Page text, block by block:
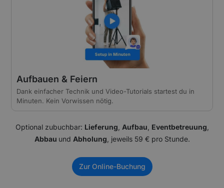
Aufbauen & Feiern
Dank einfacher Technik und Video-Tutorials startest du in
Minuten. Kein Vorwissen nötig.
Optional zubuchbar: Lieferung, Aufbau, Eventbetreuung,
Abbau und Abholung, jeweils 59 € pro Stunde.
Zur Online-Buchung